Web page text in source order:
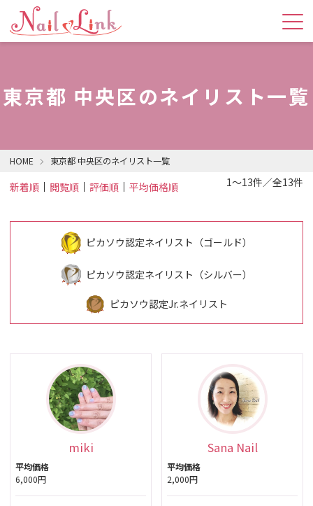
東京都 中央区のネイリスト一覧
HOME 東京都 中央区のネイリスト一覧
新着順 閲覧順 評価順 平均価格順 1～13件／全13件
ピカソウ認定ネイリスト（ゴールド）
ピカソウ認定ネイリスト（シルバー）
ピカソウ認定Jr.ネイリスト
miki
平均価格
6,000円
Sana Nail
平均価格
2,000円